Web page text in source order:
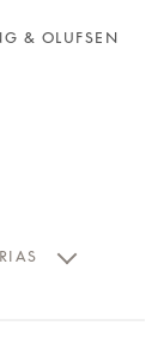
& OLUFSEN